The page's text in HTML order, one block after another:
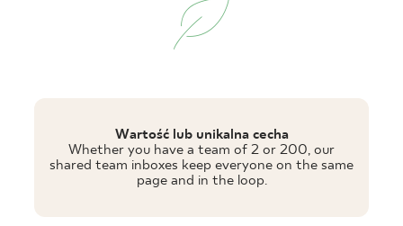
Wartość lub unikalna cecha
Whether you have a team of 2 or 200, our
shared team inboxes keep everyone on the same
page and in the loop.